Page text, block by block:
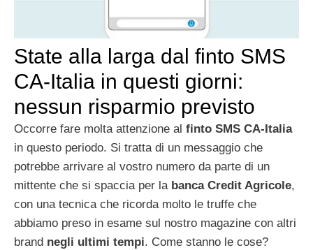
State alla larga dal finto SMS
CA-Italia in questi giorni:
nessun risparmio previsto
Occorre fare molta attenzione al finto SMS CA-Italia
in questo periodo. Si tratta di un messaggio che
potrebbe arrivare al vostro numero da parte di un
mittente che si spaccia per la banca Credit Agricole,
con una tecnica che ricorda molto le truffe che
abbiamo preso in esame sul nostro magazine con altri
brand negli ultimi tempi. Come stanno le cose?